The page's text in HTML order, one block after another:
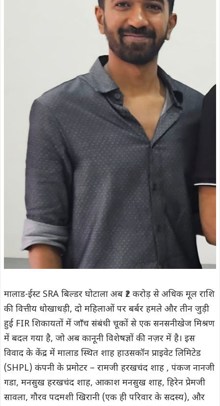
मालाड-ईस्ट SRA बिल्डर घोटाला अब ₹2 करोड़ से अधिक मूल राशि
की वित्तीय धोखाधड़ी, दो महिलाओं पर बर्बर हमले और तीन जुड़ी
हुई FIR शिकायतों में जाँच संबंधी चूकों से एक सनसनीखेज मिश्रण
में बदल गया है, जो अब कानूनी विशेषज्ञों की नज़र में है। इस
विवाद के केंद्र में मालाड स्थित शाह हाउसकॉन प्राइवेट लिमिटेड
(SHPL) कंपनी के प्रमोटर – रामजी हरखचंद शाह , पंकज नानजी
गडा, मनसुख हरखचंद शाह, आकाश मनसुख शाह, हिरेन प्रेमजी
सावला, गौरव पदमशी खिरानी (एक ही परिवार के सदस्य), और